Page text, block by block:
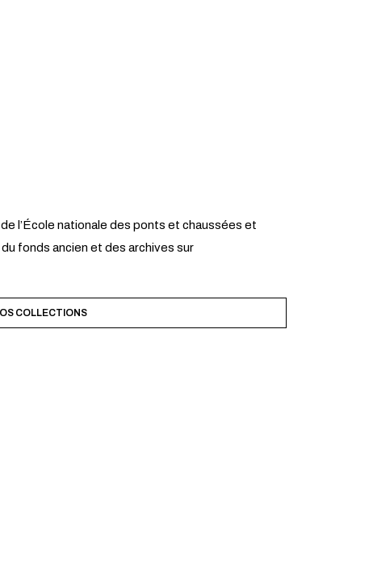
l’École nationale des ponts et chaussées et
fonds ancien et des archives sur
COLLECTIONS